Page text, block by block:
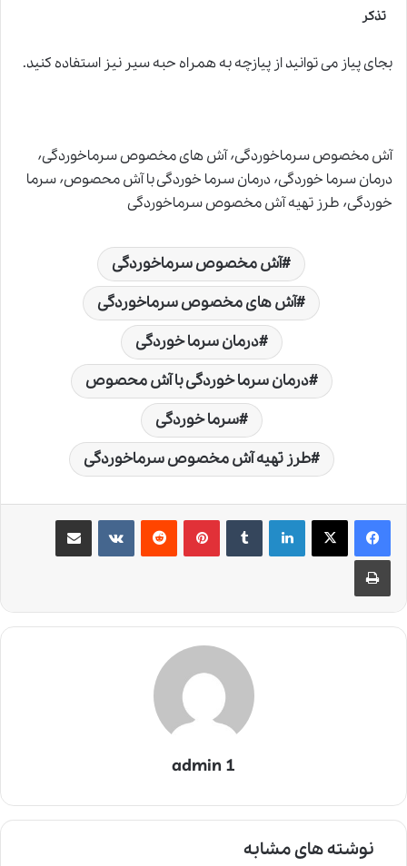
تذکر
بجای پیاز می توانید از پیازچه به همراه حبه سیر نیز استفاده کنید.
آش مخصوص سرماخوردگی٬ آش های مخصوص سرماخوردگی٬
درمان سرما خوردگی٬ درمان سرما خوردگی با آش محصوص٬ سرما
خوردگی٬ طرز تهیه آش مخصوص سرماخوردگی
آش مخصوص سرماخوردگی
آش های مخصوص سرماخوردگی
درمان سرما خوردگی
درمان سرما خوردگی با آش محصوص
سرما خوردگی
طرز تهیه آش مخصوص سرماخوردگی
لینکدین ‫تامبلر ‫پین‌ترست‫رددیت ‫VKontakteاشتراک گذاری از طریق ایمیل
چاپ
admin 1
نوشته های مشابه